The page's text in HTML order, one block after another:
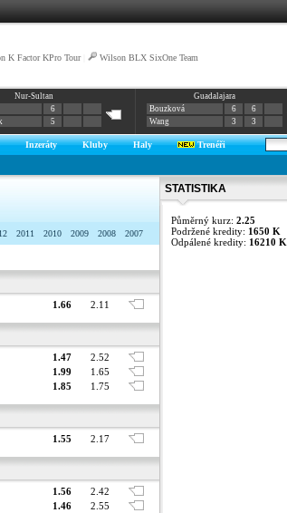
K Factor KPro Tour| Wilson BLX SixOne Team
Nur-Sultan
6
5
Guadalajara
Bouzková
6
6
Wang
3 3
Inzeráty Kluby Haly
Trenéři
2011 2010 2009 2008 2007
1.66 2.11
1.47 2.52
1.99 1.65
1.85 1.75
1.55 2.17
1.56 2.42
1.46 2.55
STATISTIKA
Půměrný kurz: 2.25
Podržené kredity: 1650 K
Odpálené kredity: 16210 K